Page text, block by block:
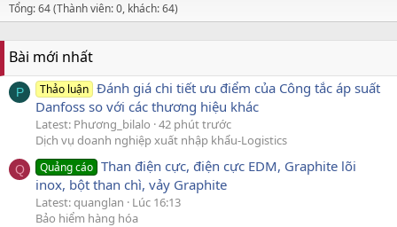
Tổng: 64 (Thành viên: 0, khách: 64)
Bài mới nhất
P Thảo luận Đánh giá chi tiết ưu điểm của Công tắc áp suất
Danfoss so với các thương hiệu khác
Latest: Phương_bilalo 42 phút trước
Dịch vụ doanh nghiệp xuất nhập khẩu-Logistics
Q Quảng cáo Than điện cực, điện cực EDM, Graphite lõi
inox, bột than chì, vảy Graphite
Latest: quanglan
Lúc 16:13
Bảo hiểm hàng hóa